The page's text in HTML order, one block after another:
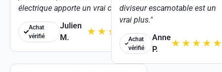
électrique apporte un vrai confort."
Achat
vérifié
Julien
M.
★ ★ ★ ★★
diviseur escamotable est un
vrai plus."
Achat
vérifié
Anne
P.
★ ★ ★ ★ ★